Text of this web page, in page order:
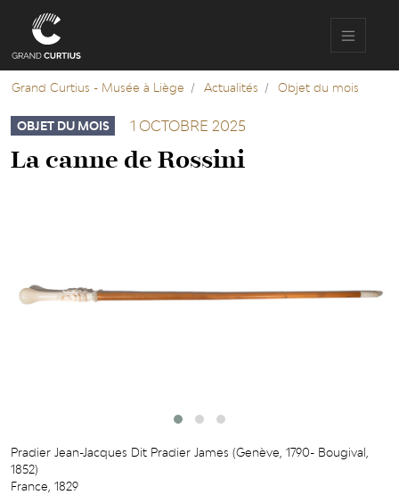
contenu
principal
Grand Curtius - Musée à Liège
Actualités Objet du mois
OBJET DU MOIS 1 OCTOBRE 2025
La canne de Rossini
Pradier Jean-Jacques Dit Pradier James (Genève, 1790- Bougival,
1852)
France, 1829